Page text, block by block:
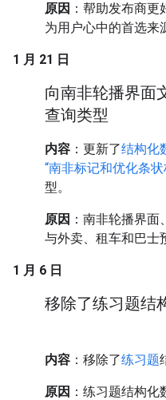
原因 ：帮助发布商
为用户心中的首选来
1 月 21 日
向南非轮播界面
查询类型
内容 ：更新了结构化
“南非标记和优化条
型。
原因 ：南非轮播界
与外卖、租车和巴士
1 月 6 日
移除了练习题结
内容 ：移除了练习题
原因 ：练习题结构